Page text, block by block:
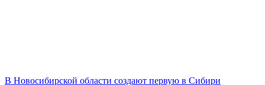
В Новосибирской области создают первую в Сибири